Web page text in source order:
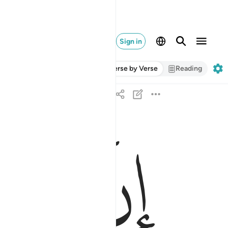
Sign in
Verse by Verse Reading
إِنَّ ٱلَّذِينَ يَغُضُّونَ أَصْوَٰتَهُمْ عِندَ رَسُولِ ٱللَّهِ
ﲧ